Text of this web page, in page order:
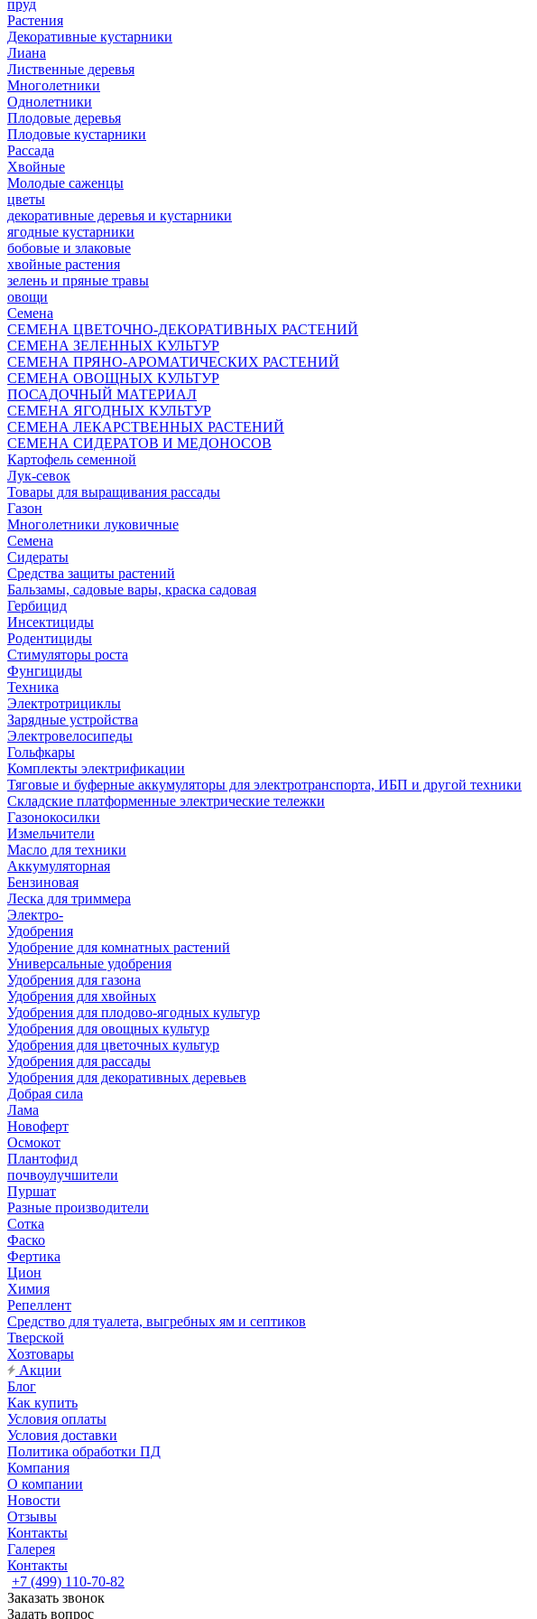
пруд
Растения
Декоративные кустарники
Лиана
Лиственные деревья
Многолетники
Однолетники
Плодовые деревья
Плодовые кустарники
Рассада
Хвойные
Молодые саженцы
цветы
декоративные деревья и кустарники
ягодные кустарники
бобовые и злаковые
хвойные растения
зелень и пряные травы
овощи
Семена
СЕМЕНА ЦВЕТОЧНО-ДЕКОРАТИВНЫХ РАСТЕНИЙ
СЕМЕНА ЗЕЛЕННЫХ КУЛЬТУР
СЕМЕНА ПРЯНО-АРОМАТИЧЕСКИХ РАСТЕНИЙ
СЕМЕНА ОВОЩНЫХ КУЛЬТУР
ПОСАДОЧНЫЙ МАТЕРИАЛ
СЕМЕНА ЯГОДНЫХ КУЛЬТУР
СЕМЕНА ЛЕКАРСТВЕННЫХ РАСТЕНИЙ
СЕМЕНА СИДЕРАТОВ И МЕДОНОСОВ
Картофель семенной
Лук-севок
Товары для выращивания рассады
Газон
Многолетники луковичные
Семена
Сидераты
Средства защиты растений
Бальзамы, садовые вары, краска садовая
Гербицид
Инсектициды
Родентициды
Стимуляторы роста
Фунгициды
Техника
Электротрициклы
Зарядные устройства
Электровелосипеды
Гольфкары
Комплекты электрификации
Тяговые и буферные аккумуляторы для электротранспорта, ИБП и другой техники
Складские платформенные электрические тележки
Газонокосилки
Измельчители
Масло для техники
Аккумуляторная
Бензиновая
Леска для триммера
Электро-
Удобрения
Удобрение для комнатных растений
Универсальные удобрения
Удобрения для газона
Удобрения для хвойных
Удобрения для плодово-ягодных культур
Удобрения для овощных культур
Удобрения для цветочных культур
Удобрения для рассады
Удобрения для декоративных деревьев
Добрая сила
Лама
Новоферт
Осмокот
Плантофид
почвоулучшители
Пуршат
Разные производители
Сотка
Фаско
Фертика
Цион
Химия
Репеллент
Средство для туалета, выгребных ям и септиков
Тверской
Хозтовары
Акции
Блог
Как купить
Условия оплаты
Условия доставки
Политика обработки ПД
Компания
О компании
Новости
Отзывы
Контакты
Галерея
Контакты
+7 (499) 110-70-82
Заказать звонок
Задать вопрос